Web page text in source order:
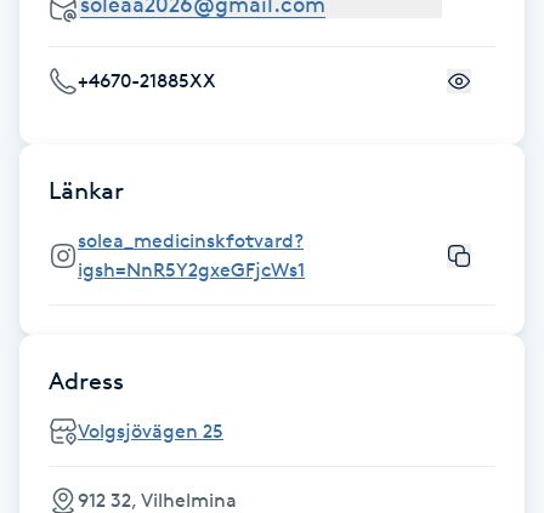
Fotsvamp
Fotvård
Fransförlängning Megavolym
Fransförlängning Volym
+4670-21885XX
Länkar
solea_medicinskfotvard?
igsh=NnR5Y2gxeGFjcWs1
Adress
Volgsjövägen 25
912 32, Vilhelmina